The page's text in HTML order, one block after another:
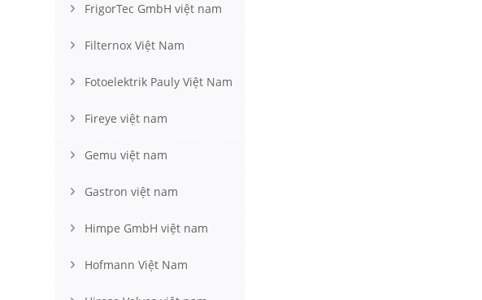
FrigorTec GmbH việt nam
Filternox Việt Nam
Fotoelektrik Pauly Việt Nam
Fireye việt nam
Gemu việt nam
Gastron việt nam
Himpe GmbH việt nam
Hofmann Việt Nam